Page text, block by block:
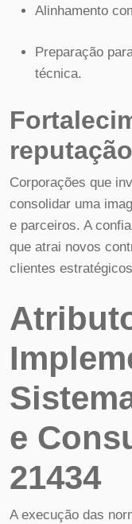
Alinhamento
Preparação
técnica.
Corporações que
consolidar uma
e parceiros. A
que atrai novos
clientes
e
21434
A execução das